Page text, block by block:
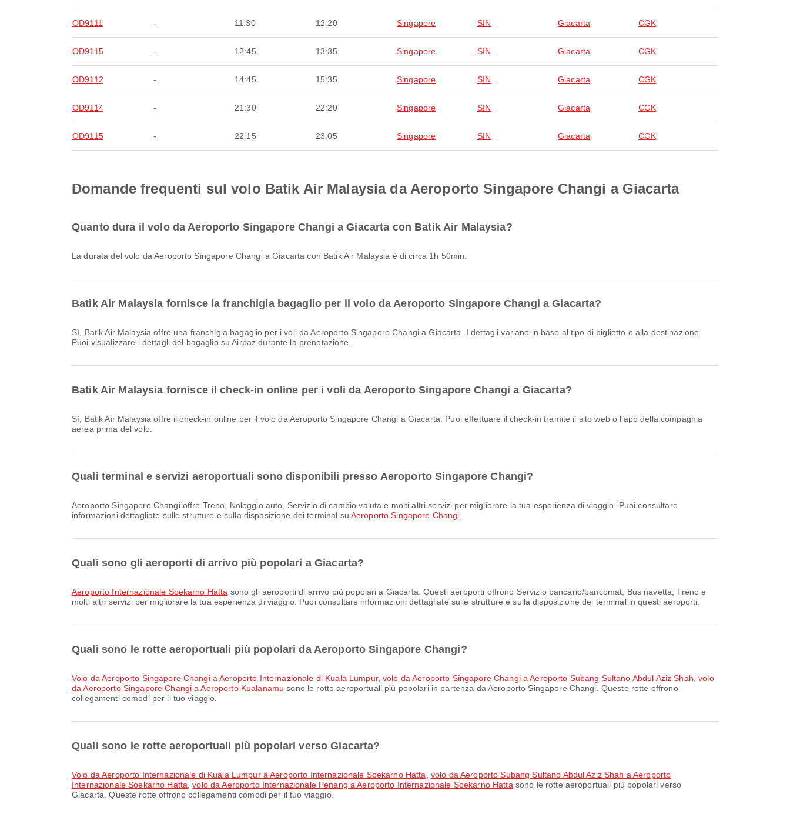
OD9111 - 11:30 12:20 Singapore SIN Giacarta CGK
OD9115 - 12:45 13:35 Singapore SIN Giacarta CGK
OD9112 - 14:45 15:35 Singapore SIN Giacarta CGK
OD9114 - 21:30 22:20 Singapore SIN Giacarta CGK
OD9115 - 22:15 23:05 Singapore SIN Giacarta CGK
Domande frequenti sul volo Batik Air Malaysia da Aeroporto Singapore Changi a Giacarta
Quanto dura il volo da Aeroporto Singapore Changi a Giacarta con Batik Air Malaysia?
La durata del volo da Aeroporto Singapore Changi a Giacarta con Batik Air Malaysia è di circa 1h 50min.
Batik Air Malaysia fornisce la franchigia bagaglio per il volo da Aeroporto Singapore Changi a Giacarta?
Sì, Batik Air Malaysia offre una franchigia bagaglio per i voli da Aeroporto Singapore Changi a Giacarta. I dettagli variano in base al tipo di biglietto e alla destinazione.
Puoi visualizzare i dettagli del bagaglio su Airpaz durante la prenotazione.
Batik Air Malaysia fornisce il check-in online per i voli da Aeroporto Singapore Changi a Giacarta?
Sì, Batik Air Malaysia offre il check-in online per il volo da Aeroporto Singapore Changi a Giacarta. Puoi effettuare il check-in tramite il sito web o l'app della compagnia
aerea prima del volo.
Quali terminal e servizi aeroportuali sono disponibili presso Aeroporto Singapore Changi?
Aeroporto Singapore Changi offre Treno, Noleggio auto, Servizio di cambio valuta e molti altri servizi per migliorare la tua esperienza di viaggio. Puoi consultare
informazioni dettagliate sulle strutture e sulla disposizione dei terminal su Aeroporto Singapore Changi
Quali sono gli aeroporti di arrivo più popolari a Giacarta?
Aeroporto Internazionale Soekarno Hatta sono gli aeroporti di arrivo più popolari a Giacarta. Questi aeroporti offrono Servizio bancario/bancomat, Bus navetta, Treno e
molti altri servizi per migliorare la tua esperienza di viaggio. Puoi consultare informazioni dettagliate sulle strutture e sulla disposizione dei terminal in questi aeroporti.
Quali sono le rotte aeroportuali più popolari da Aeroporto Singapore Changi?
volo da Aeroporto Singapore Changi a Aeroporto Internazionale di Kuala Lumpur,volo da Aeroporto Singapore Changi a Aeroporto Subang Sultano Abdul Aziz Shah ,volo
da Aeroporto Singapore Changi a Aeroporto Kualanamu sono le rotte aeroportuali più popolari in partenza da Aeroporto Singapore Changi. Queste rotte offrono
collegamenti comodi per il tuo viaggio.
Quali sono le rotte aeroportuali più popolari verso Giacarta?
volo da Aeroporto Internazionale di Kuala Lumpur a Aeroporto Internazionale Soekarno Hatta
volo da Aeroporto Subang Sultano Abdul Aziz Shah a Aeroporto
Internazionale Soekarno Hatta ,volo da Aeroporto Internazionale Penang a Aeroporto Internazionale Soekarno Hatta sono le rotte aeroportuali più popolari verso
Giacarta. Queste rotte offrono collegamenti comodi per il tuo viaggio.